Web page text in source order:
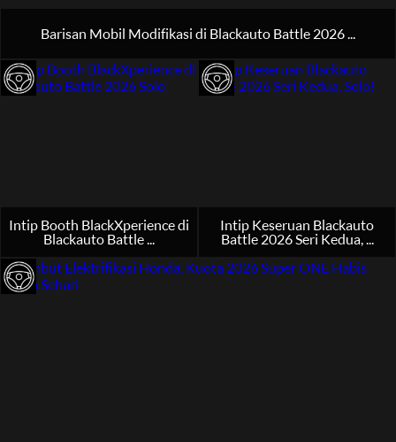
Barisan Mobil Modifikasi di Blackauto Battle 2026 ...
Intip Booth BlackXperience di
Blackauto Battle ...
Intip Keseruan Blackauto
Battle 2026 Seri Kedua, ...